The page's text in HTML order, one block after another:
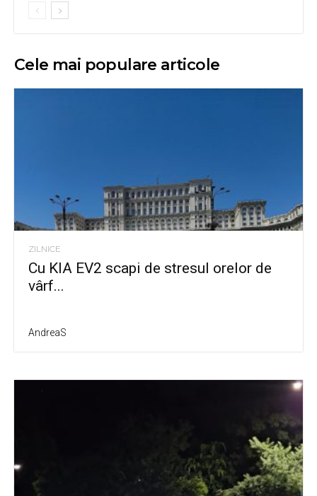
Cele mai populare articole
ZILNICE
Cu KIA EV2 scapi de stresul orelor de
vârf...
AndreaS